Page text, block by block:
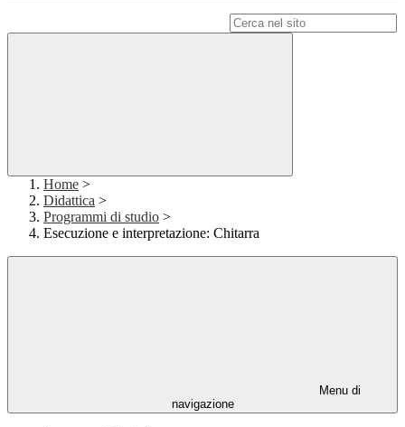
Home >
Didattica >
Programmi di studio >
Esecuzione e interpretazione: Chitarra
Menu di
navigazione